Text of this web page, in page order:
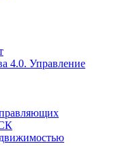
4.0. Управление